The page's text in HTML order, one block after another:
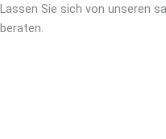
Lassen Sie sich von unseren
beraten.